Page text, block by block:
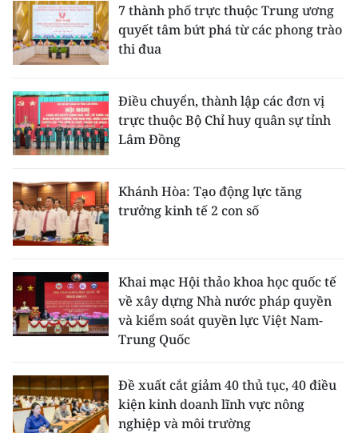
7 thành phố trực thuộc Trung ương
quyết tâm bứt phá từ các phong trào
thi đua
Điều chuyển, thành lập các đơn vị
trực thuộc Bộ Chỉ huy quân sự tỉnh
Lâm Đồng
Khánh Hòa: Tạo động lực tăng
trưởng kinh tế 2 con số
Khai mạc Hội thảo khoa học quốc tế
về xây dựng Nhà nước pháp quyền
và kiểm soát quyền lực Việt Nam-
Trung Quốc
Đề xuất cắt giảm 40 thủ tục, 40 điều
kiện kinh doanh lĩnh vực nông
nghiệp và môi trường